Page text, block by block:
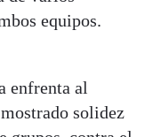
equipos.
enfrenta al
solidez